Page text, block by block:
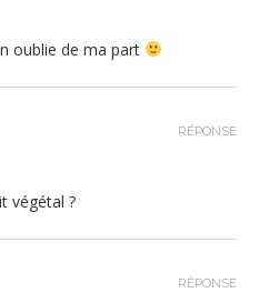
oublie de ma part
végétal ?
RÉPONSE
RÉPONSE